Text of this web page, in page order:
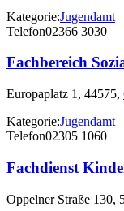
Kategorie:Jugendamt
Telefon02366 3030
Fachbereich
Europaplatz 1, 44575,
Kategorie:Jugendamt
Telefon02305 1060
Fachdienst
Oppelner Straße 130,